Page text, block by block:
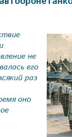
не
его
раз
оно